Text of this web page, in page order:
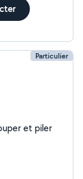
Particulier
et piler